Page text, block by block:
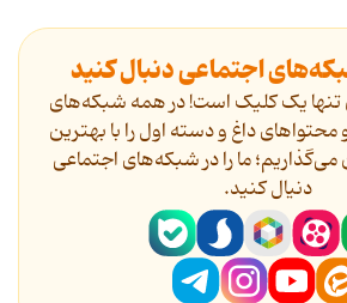
اجتماعی دنبال کنید
تنها یک کلیک است! در همه شبکه‌های
داغ و دسته اول را با بهترین
می‌گذاریم؛ ما را در شبکه‌های اجتماعی
دنیال کنید.